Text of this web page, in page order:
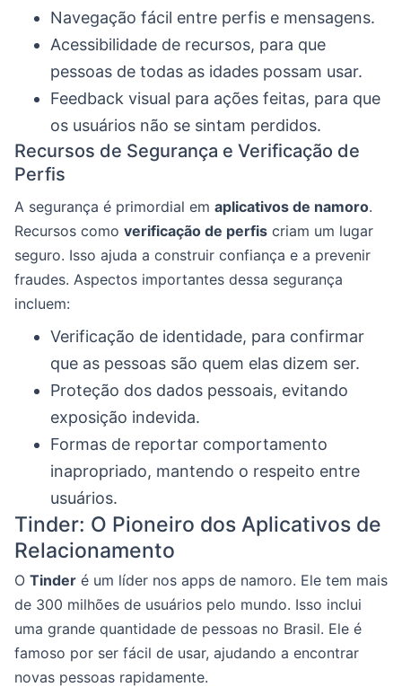
Navegação fácil entre perfis e mensagens.
Acessibilidade de recursos, para que
pessoas de todas as idades possam usar.
Feedback visual para ações feitas, para que
os usuários não se sintam perdidos.
Recursos de Segurança e Verificação de
Perfis
A segurança é primordial em aplicativos de namoro.
Recursos como verificação de perfis criam um lugar
seguro. Isso ajuda a construir confiança e a prevenir
fraudes. Aspectos importantes dessa segurança
incluem:
Verificação de identidade, para confirmar
que as pessoas são quem elas dizem ser.
Proteção dos dados pessoais, evitando
exposição indevida.
Formas de reportar comportamento
inapropriado, mantendo o respeito entre
usuários.
Tinder: O Pioneiro dos Aplicativos de
Relacionamento
O Tinder é um líder nos apps de namoro. Ele tem mais
de 300 milhões de usuários pelo mundo. Isso inclui
uma grande quantidade de pessoas no Brasil. Ele é
famoso por ser fácil de usar, ajudando a encontrar
novas pessoas rapidamente.